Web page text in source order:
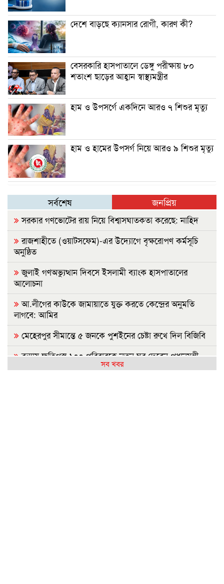
দেশে বাড়ছে ক্যানসার রোগী, কারণ কী?
বেসরকারি হাসপাতালে ডেঙ্গু পরীক্ষায় ৮০
শতাংশ ছাড়ের আহ্বান স্বাস্থ্যমন্ত্রীর
হাম ও উপসর্গে একদিনে আরও ৭ শিশুর মৃত্যু
হাম ও হামের উপসর্গ নিয়ে আরও ৯ শিশুর মৃত্যু
সর্বশেষ জনপ্রিয়
সরকার গণভোটের রায় নিয়ে বিশ্বাসঘাতকতা করেছে: নাহিদ
রাজশাহীতে (ওয়াটসফেম)-এর উদ্যোগে বৃক্ষরোপণ কর্মসূচি
অনুষ্ঠিত
জুলাই গণঅভ্যুত্থান দিবসে ইসলামী ব্যাংক হাসপাতালের
আলোচনা
আ.লীগের কাউকে জামায়াতে যুক্ত করতে কেন্দ্রের অনুমতি
লাগবে: আমির
মেহেরপুর সীমান্তে ৫ জনকে পুশইনের চেষ্টা রুখে দিল বিজিবি
বন্যায় ক্ষতিগ্রস্ত ১০০ পরিবারকে নতুন ঘর দেবেন প্রধানমন্ত্রী
সব খবর